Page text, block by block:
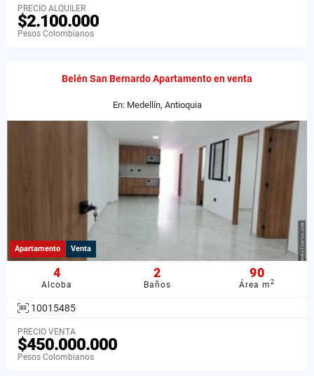
PRECIO ALQUILER
$2.100.000
Pesos Colombianos
Belén San Bernardo Apartamento en venta
En: Medellín, Antioquia
Apartamento Venta
4
Alcoba
2
Baños
90
Área m2
10015485
PRECIO VENTA
$450.000.000
Pesos Colombianos